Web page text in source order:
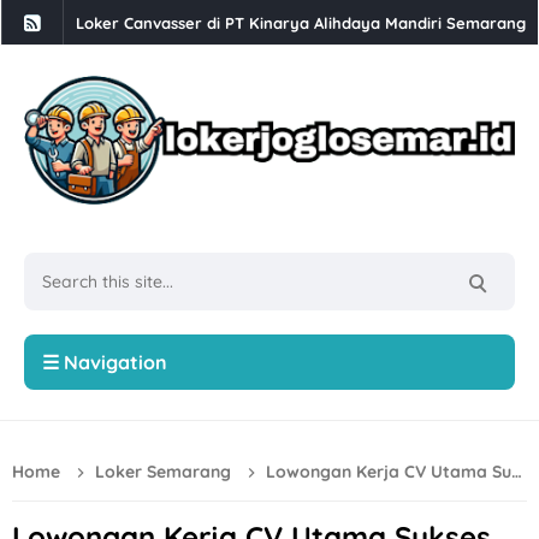
Loker Supervisor, Staff Dapur, Staff Kebersihan dan Cuci
Loker Solo 3 Posisi di PT Pracima Boga Sana
Loker Bulan Agustus 2026 di PT Prima Parquet Indonesia
Lowongan Kerja XLC Promotor di XLSmart Semarang
Loker PT Generasi Motor Sukses Solo Posisi Security, Driver
Loker PROJMX Apparel Solo Baru untuk Lulusan D3/S1
Loker Sales Counter, Helper Toko di Toko Super Grosir
Loker Crew Dapur, Kepala Outlet di Djuragan Group
☰ Navigation
Home Loker Semarang Lowongan Kerja CV Utama Sukses Sejahtera untuk 1 Posisi di Semarang